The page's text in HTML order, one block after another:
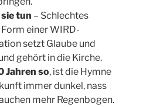
tun – Schlechtes
einer WIRD-
setzt Glaube und
gehört in die Kirche.
Jahren so, ist die Hymne
immer dunkel, nass
mehr Regenbogen.